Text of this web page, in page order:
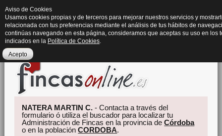
NATERA MARTIN C. - Contacta a través del
formulario ó utiliza el buscador para localizar tu
Administración de Fincas en la provincia deCórdoba
o en la poblaciónCORDOBA.
Aviso de Cookies
Usamos cookies propias y de terceros para mejorar nuestros servicios y
relacionada con tus preferencias mediante el análisis de tus hábitos de
continúas navegando en esta página, consideramos que aceptas su uso en los
indicados en la Política de Cookies.
Acepto